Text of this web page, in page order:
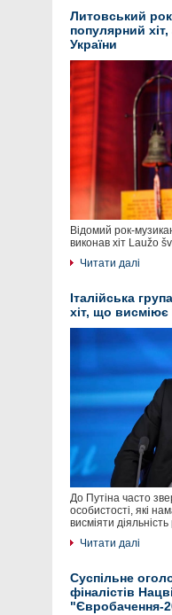
Литовський
популярний
України
Відомий рок-
виконав хіт Laužo
Читати далі
Італійська
хіт, що висміює
До Путіна часто
особистості, які
висміяти
Читати далі
Суспільне
фіналістів
"Євробачення-